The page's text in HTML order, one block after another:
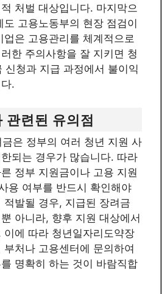
처벌 대상입니다. 마지막으
고용노동부의 현장 점검이
은 고용관리를 체계적으로
한 주의사항을 잘 지키면 청
신청과 지급 과정에서 불이익
.
관련된 유의점
은 정부의 여러 청년 지원 사
되는 경우가 많습니다. 따라
정부 지원금이나 고용 지원
용 여부를 반드시 확인해야
적발될 경우, 지급된 장려금
아니라, 향후 지원 대상에서
에 따라 청년일자리도약장
처나 고용센터에 문의하여
명확히 하는 것이 바람직합